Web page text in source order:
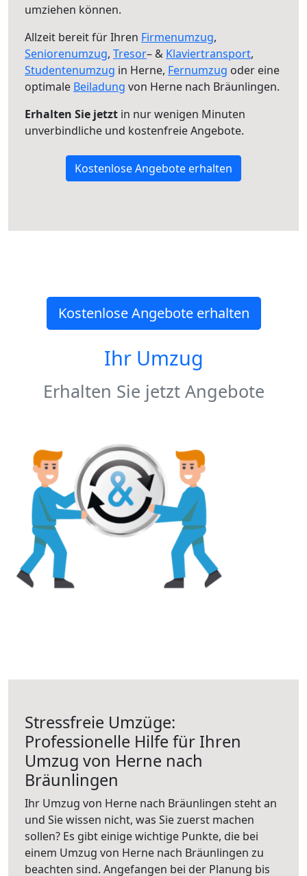
umziehen können.
Allzeit bereit für Ihren Firmenumzug,
Seniorenumzug, Tresor– & Klaviertransport,
Studentenumzug in Herne, Fernumzug oder eine
optimale Beiladung von Herne nach Bräunlingen.
Erhalten Sie jetzt in nur wenigen Minuten
unverbindliche und kostenfreie Angebote.
Kostenlose Angebote erhalten
Kostenlose Angebote erhalten
Ihr Umzug
Erhalten Sie jetzt Angebote
Stressfreie Umzüge:
Professionelle Hilfe für Ihren
Umzug von Herne nach
Bräunlingen
Ihr Umzug von Herne nach Bräunlingen steht an
und Sie wissen nicht, was Sie zuerst machen
sollen? Es gibt einige wichtige Punkte, die bei
einem Umzug von Herne nach Bräunlingen zu
beachten sind. Angefangen bei der Planung bis